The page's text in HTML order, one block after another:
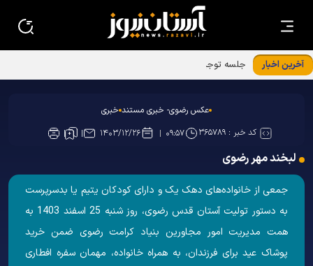
آخرین اخبار جلسه توجیهی ویژه برنامه «فرشتگان مقاومت»
عکس رضوی- خبری مستند خبری
کد خبر : ۳۶۵۷۸۹ ۰۹:۵۷ ۱۴۰۳/۱۲/۲۶
لبخند مهر رضوی
جمعی از خانواده‌های دهک یک و دارای کودکان یتیم یا بدسرپرست
به دستور تولیت آستان قدس رضوی، روز شنبه 25 اسفند 1403 به
همت مدیریت امور مجاورین بنیاد کرامت رضوی ضمن خرید
پوشاک عید برای فرزندان، به همراه خانواده، مهمان سفره افطاری